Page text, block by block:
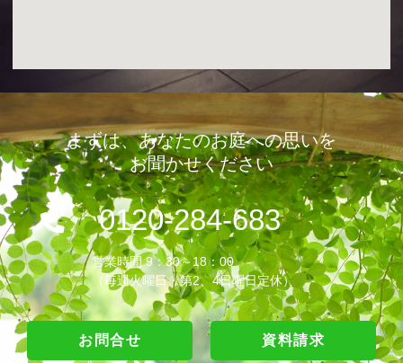
まずは、あなたのお庭への思いを
お聞かせください
0120-284-683
営業時間 9：30～18：00
（毎週火曜日・第2、4日曜日定休）
お問合せ 資料請求